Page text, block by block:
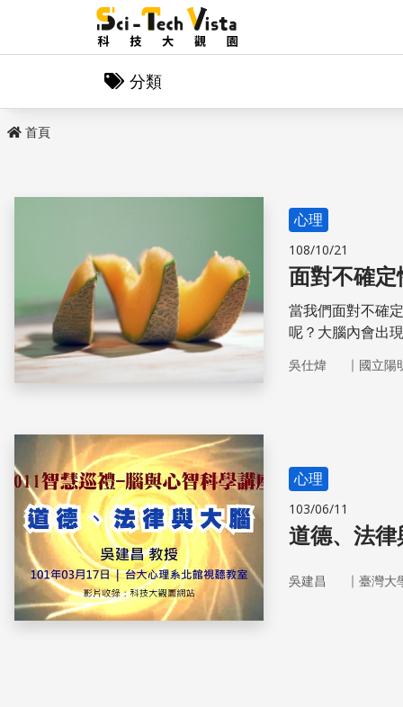
分類
首頁
心理
108/10/21
面對不確
當我們面對不確
呢？大腦內會出
偏誤，此外，也
吳仕煒 ｜ 國立陽
心理
103/06/11
道德、法律
吳建昌 ｜ 臺灣大